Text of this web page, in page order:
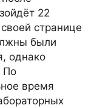
22
странице
были
однако
По
время